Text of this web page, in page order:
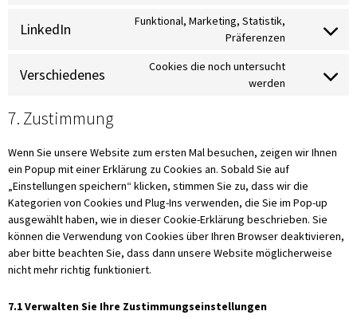
LinkedIn
Funktional, Marketing, Statistik,
Präferenzen
Verschiedenes
Cookies die noch untersucht
werden
7. Zustimmung
Wenn Sie unsere Website zum ersten Mal besuchen, zeigen wir Ihnen
ein Popup mit einer Erklärung zu Cookies an. Sobald Sie auf
„Einstellungen speichern“ klicken, stimmen Sie zu, dass wir die
Kategorien von Cookies und Plug-Ins verwenden, die Sie im Pop-up
ausgewählt haben, wie in dieser Cookie-Erklärung beschrieben. Sie
können die Verwendung von Cookies über Ihren Browser deaktivieren,
aber bitte beachten Sie, dass dann unsere Website möglicherweise
nicht mehr richtig funktioniert.
7.1 Verwalten Sie Ihre Zustimmungseinstellungen